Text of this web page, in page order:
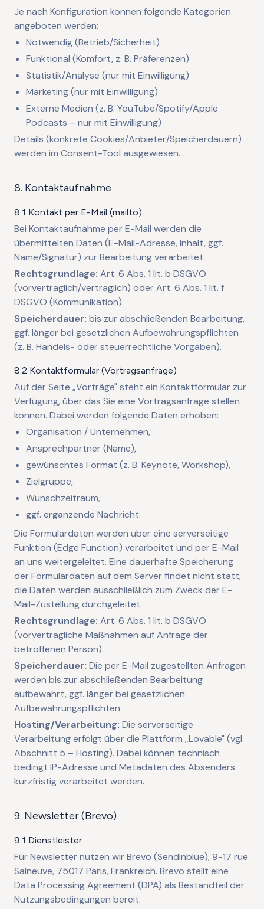
Je nach Konfiguration können folgende Kategorien
angeboten werden:
Notwendig (Betrieb/Sicherheit)
Funktional (Komfort, z. B. Präferenzen)
Statistik/Analyse (nur mit Einwilligung)
Marketing (nur mit Einwilligung)
Externe Medien (z. B. YouTube/Spotify/Apple
Podcasts – nur mit Einwilligung)
Details (konkrete Cookies/Anbieter/Speicherdauern)
werden im Consent-Tool ausgewiesen.
8. Kontaktaufnahme
8.1 Kontakt per E-Mail (mailto)
Bei Kontaktaufnahme per E-Mail werden die
übermittelten Daten (E-Mail-Adresse, Inhalt, ggf.
Name/Signatur) zur Bearbeitung verarbeitet.
Rechtsgrundlage: Art. 6 Abs. 1 lit. b DSGVO
(vorvertraglich/vertraglich) oder Art. 6 Abs. 1 lit. f
DSGVO (Kommunikation).
Speicherdauer: bis zur abschließenden Bearbeitung,
ggf. länger bei gesetzlichen Aufbewahrungspflichten
(z. B. Handels- oder steuerrechtliche Vorgaben).
8.2 Kontaktformular (Vortragsanfrage)
Auf der Seite „Vorträge" steht ein Kontaktformular zur
Verfügung, über das Sie eine Vortragsanfrage stellen
können. Dabei werden folgende Daten erhoben:
Organisation / Unternehmen,
Ansprechpartner (Name),
gewünschtes Format (z. B. Keynote, Workshop),
Zielgruppe,
Wunschzeitraum,
ggf. ergänzende Nachricht.
Die Formulardaten werden über eine serverseitige
Funktion (Edge Function) verarbeitet und per E-Mail
an uns weitergeleitet. Eine dauerhafte Speicherung
der Formulardaten auf dem Server findet nicht statt;
die Daten werden ausschließlich zum Zweck der E-
Mail-Zustellung durchgeleitet.
Rechtsgrundlage: Art. 6 Abs. 1 lit. b DSGVO
(vorvertragliche Maßnahmen auf Anfrage der
betroffenen Person).
Speicherdauer: Die per E-Mail zugestellten Anfragen
werden bis zur abschließenden Bearbeitung
aufbewahrt, ggf. länger bei gesetzlichen
Aufbewahrungspflichten.
Hosting/Verarbeitung: Die serverseitige
Verarbeitung erfolgt über die Plattform „Lovable" (vgl.
Abschnitt 5 – Hosting). Dabei können technisch
bedingt IP-Adresse und Metadaten des Absenders
kurzfristig verarbeitet werden.
9. Newsletter (Brevo)
9.1 Dienstleister
Für Newsletter nutzen wir Brevo (Sendinblue), 9-17 rue
Salneuve, 75017 Paris, Frankreich. Brevo stellt eine
Data Processing Agreement (DPA) als Bestandteil der
Nutzungsbedingungen bereit.